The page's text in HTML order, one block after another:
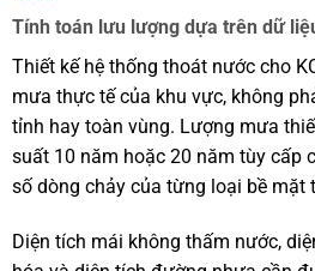
Tính toán lưu lượng dựa trên dữ
Thiết kế hệ thống thoát nước cho
mưa thực tế của khu vực, không
tỉnh hay toàn vùng. Lượng mưa
suất 10 năm hoặc 20 năm tùy cấp
số dòng chảy của từng loại bề mặt
Diện tích mái không thấm nước,